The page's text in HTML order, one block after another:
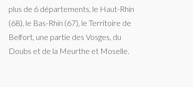
plus de 6 départements, le Haut-Rhin
(68), le Bas-Rhin (67), le Territoire de
Belfort, une partie des Vosges, du
Doubs et de la Meurthe et Moselle.